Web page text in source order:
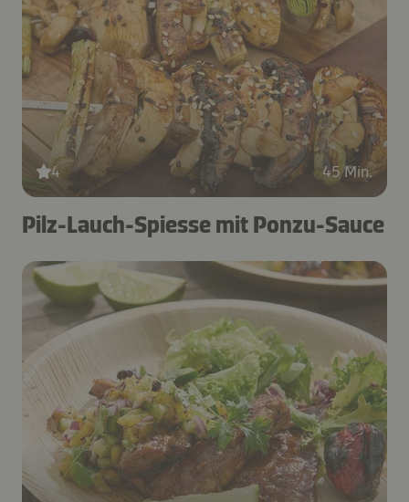
4 45 Min.
Pilz-Lauch-Spiesse mit Ponzu-Sauce